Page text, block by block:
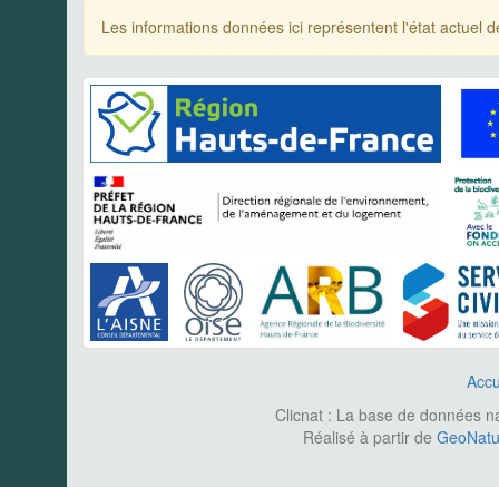
Les informations données ici représentent l'état actuel
Clicnat : La base de données
Réalisé à partir de